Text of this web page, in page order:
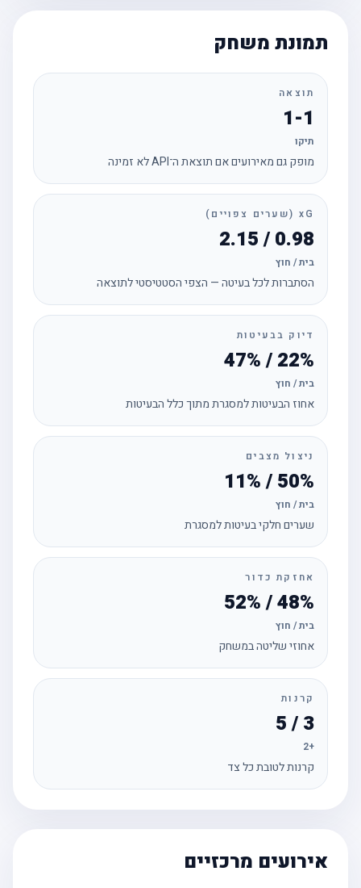
תמונת משחק
תוצאה
1-1
תיקו
מופק גם מאירועים אם תוצאת ה־API לא זמינה
xG (שערים צפויים)
0.98 / 2.15
בית / חוץ
הסתברות לכל בעיטה — הצפי הסטטיסטי לתוצאה
דיוק בבעיטות
22% / 47%
בית / חוץ
אחוז הבעיטות למסגרת מתוך כלל הבעיטות
ניצול מצבים
50% / 11%
בית / חוץ
שערים חלקי בעיטות למסגרת
אחזקת כדור
48% / 52%
בית / חוץ
אחוזי שליטה במשחק
קרנות
3 / 5
קרנות לטובת כל צד
אירועים מרכזיים